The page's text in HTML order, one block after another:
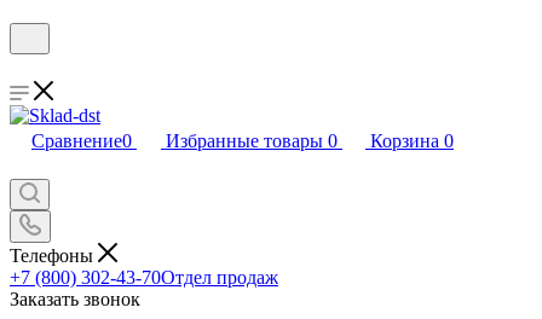
Сравнение0 Избранные товары 0 Корзина 0
Телефоны
+7 (800) 302-43-70Отдел продаж
Заказать звонок